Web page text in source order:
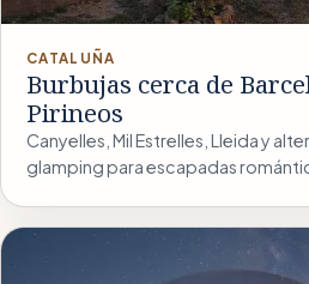
CATALUÑA
Burbujas cerca de
Pirineos
Canyelles, Mil Estrelles, Lleida y
glamping para escapadas